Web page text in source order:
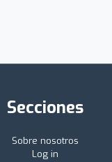
Secciones
Sobre nosotros
Log in